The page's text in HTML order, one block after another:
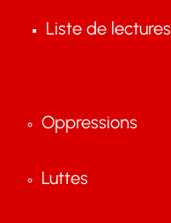
Liste de lectures
Oppressions
Luttes